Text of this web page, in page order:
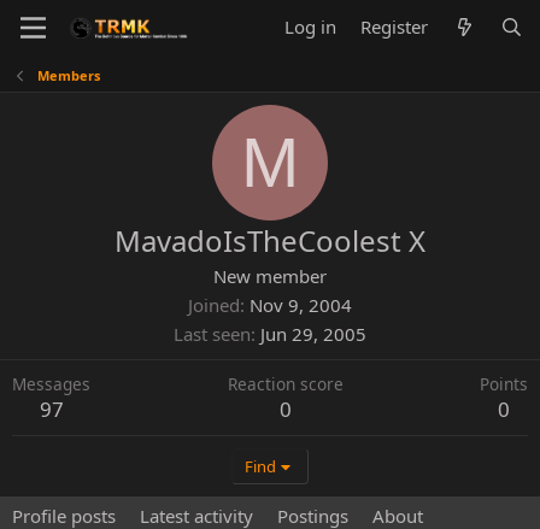
Log in Register
Members
M
MavadoIsTheCoolest X
New member
Joined Nov 9, 2004
Last seen Jun 29, 2005
Messages
97
Reaction score
0
Points
0
Find
Profile posts Latest activity Postings About